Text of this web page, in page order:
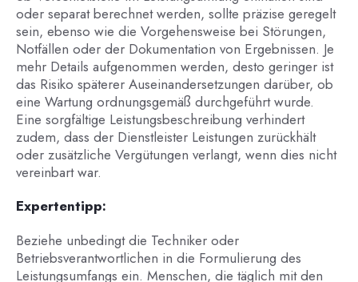
oder separat berechnet werden, sollte präzise geregelt
sein, ebenso wie die Vorgehensweise bei Störungen,
Notfällen oder der Dokumentation von Ergebnissen. Je
mehr Details aufgenommen werden, desto geringer ist
das Risiko späterer Auseinandersetzungen darüber, ob
eine Wartung ordnungsgemäß durchgeführt wurde.
Eine sorgfältige Leistungsbeschreibung verhindert
zudem, dass der Dienstleister Leistungen zurückhält
oder zusätzliche Vergütungen verlangt, wenn dies nicht
vereinbart war.
Expertentipp:
Beziehe unbedingt die Techniker oder
Betriebsverantwortlichen in die Formulierung des
Leistungsumfangs ein. Menschen, die täglich mit den